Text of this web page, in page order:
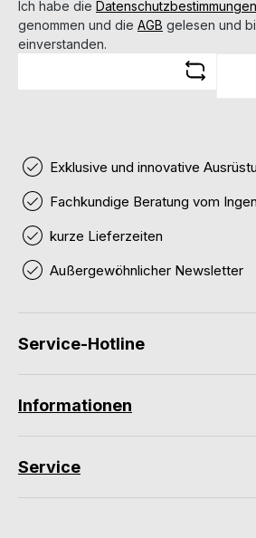
Ich habe die Datenschutzbestimmungen
genommen und die AGB gelesen und
einverstanden.
Exklusive und innovative
Fachkundige Beratung vom
kurze Lieferzeiten
Außergewöhnlicher Newsletter
Service-Hotline
Informationen
Service